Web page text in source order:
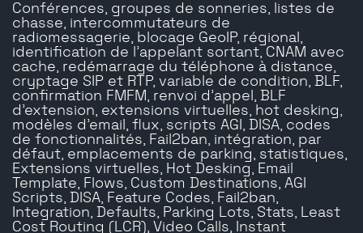
Conférences, groupes de sonneries, listes de
chasse, intercommutateurs de
radiomessagerie, blocage GeoIP, régional,
identification de l'appelant sortant, CNAM avec
cache, redémarrage du téléphone à distance,
cryptage SIP et RTP, variable de condition, BLF,
confirmation FMFM, renvoi d'appel, BLF
d'extension, extensions virtuelles, hot desking,
modèles d'email, flux, scripts AGI, DISA, codes
de fonctionnalités, Fail2ban, intégration, par
défaut, emplacements de parking, statistiques,
Extensions virtuelles, Hot Desking, Email
Template, Flows, Custom Destinations, AGI
Scripts, DISA, Feature Codes, Fail2ban,
Integration, Defaults, Parking Lots, Stats, Least
Cost Routing (LCR), Video Calls, Instant